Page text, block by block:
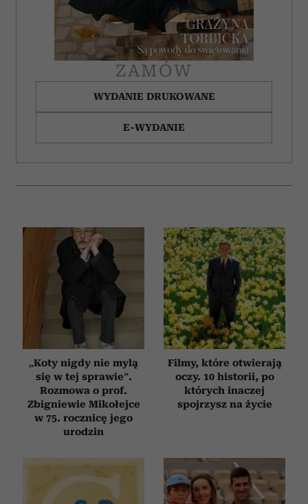
ZAMÓW
WYDANIE DRUKOWANE
E-WYDANIE
„Koty nigdy nie mylą
się w tej sprawie”.
Rozmowa o prof.
Zbigniewie Mikołejce
w 75. rocznicę jego
urodzin
Filmy, które otwierają
oczy. 10 historii, po
których inaczej
spojrzysz na życie